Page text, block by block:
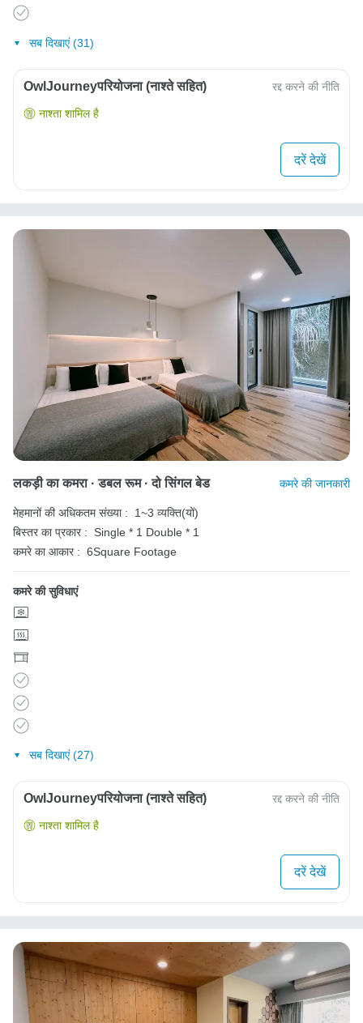
सब दिखाएं (31)
OwlJourneyपरियोजना (नाश्ते सहित) रद्द करने की नीति
नाश्ता शामिल है
दरें देखें
लकड़ी का कमरा · डबल रूम · दो सिंगल बेड कमरे की जानकारी
मेहमानों की अधिकतम संख्या :
1~3 व्यक्ति(यों)
बिस्तर का प्रकार :
Single * 1 Double * 1
कमरे का आकार : 6Square Footage
कमरे की सुविधाएं
सब दिखाएं (27)
OwlJourneyपरियोजना (नाश्ते सहित) रद्द करने की नीति
नाश्ता शामिल है
दरें देखें